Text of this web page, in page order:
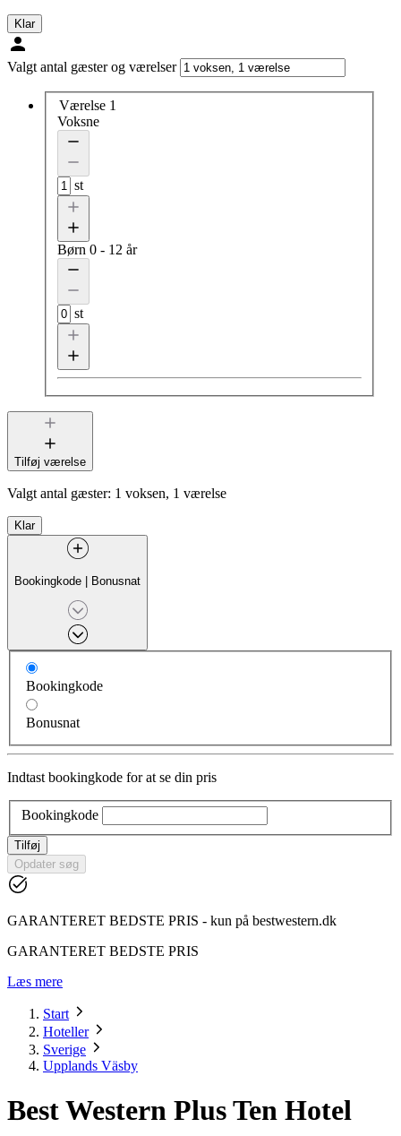
Klar
Valgt antal gæster og værelser
Værelse 1
Voksne
st
Børn 0 - 12 år
st
Tilføj værelse
Valgt antal gæster: 1 voksen, 1 værelse
Klar
Bookingkode | Bonusnat
Bookingkode
Bonusnat
Indtast bookingkode for at se din pris
Bookingkode
Tilføj
Opdater søg
GARANTERET BEDSTE PRIS - kun på bestwestern.dk
GARANTERET BEDSTE PRIS
Læs mere
Start
Hoteller
Sverige
Upplands Väsby
Best Western Plus Ten Hotel